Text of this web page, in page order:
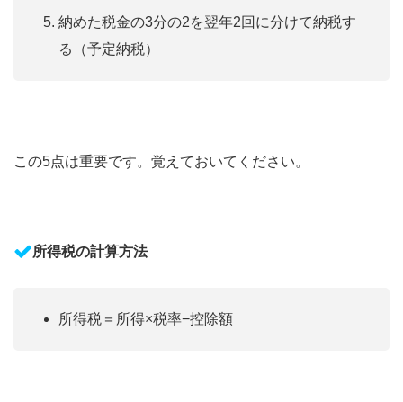
納めた税金の3分の2を翌年2回に分けて納税す
る（予定納税）
この5点は重要です。覚えておいてください。
所得税の計算方法
所得税＝所得×税率−控除額